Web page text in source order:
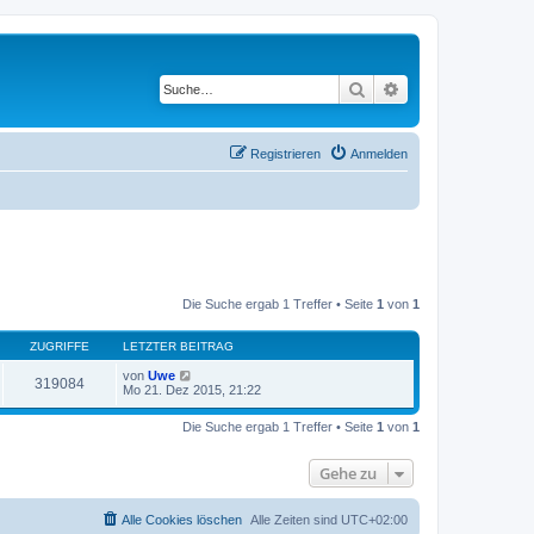
Suche
Anmelden
Registrieren
Die Suche ergab 1 Treffer • Seite 1 von 1
ZUGRIFFE LETZTER BEITRAG
319084 von Uwe
Mo 21. Dez 2015, 21:22
Die Suche ergab 1 Treffer • Seite 1 von 1
Gehe zu
Alle Zeiten sind UTC+02:00
Alle Cookies löschen